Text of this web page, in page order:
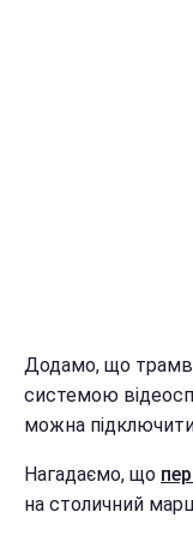
Додамо, що
системою
можна
Нагадаємо, що
на столичний